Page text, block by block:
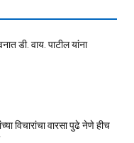
डी. वाय. पाटील यांना
विचारांचा वारसा पुढे नेणे हीच